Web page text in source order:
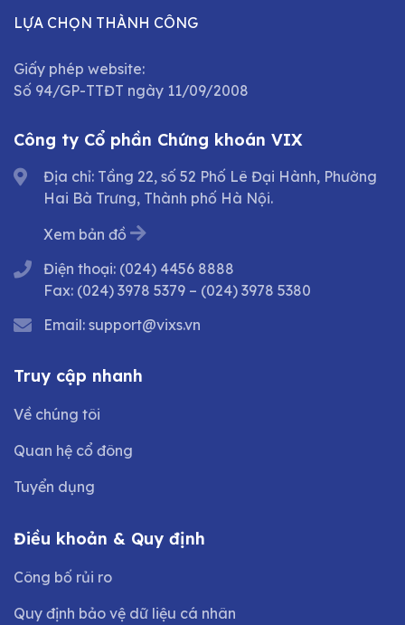
LỰA CHỌN THÀNH CÔNG
Giấy phép website:
Số 94/GP-TTĐT ngày 11/09/2008
Công ty Cổ phần Chứng khoán VIX
Địa chỉ: Tầng 22, số 52 Phố Lê Đại Hành, Phường
Hai Bà Trưng, Thành phố Hà Nội.
Xem bản đồ
Điện thoại: (024) 4456 8888
Fax: (024) 3978 5379 – (024) 3978 5380
Email: support@vixs.vn
Truy cập nhanh
Về chúng tôi
Quan hệ cổ đông
Tuyển dụng
Điều khoản & Quy định
Công bố rủi ro
Quy định bảo vệ dữ liệu cá nhân